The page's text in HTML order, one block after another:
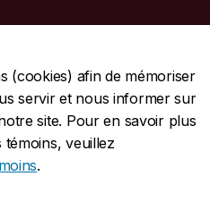
(cookies) afin de mémoriser
servir et nous informer sur
site. Pour en savoir plus
veuillez
.
| Confidentialité